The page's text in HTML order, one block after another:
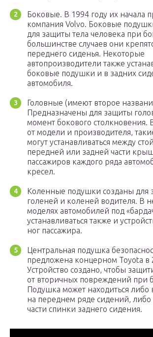
Боковые. В 1994 году их начала
компания Volvo. Боковые
для защиты тела человека при
большинстве случаев они
переднего сиденья. Некоторые
автопроизводители также
боковые подушки и в задних
автомобиля.
Головные (имеют второе
Предназначены для защиты
момент бокового столкновения.
от модели и производителя,
могут устанавливаться между
передней или задней части
пассажиров каждого ряда
кресел.
Коленные подушки созданы для
голеней и коленей водителя. В
моделях автомобилей под
устанавливаться также и
ног пассажира.
Центральная подушка
предложена концерном Toyota в
Устройство создано, чтобы
от вторичных повреждений при
Подушка может находиться либо
на переднем ряде сидений, либо
части спинки заднего сидения.